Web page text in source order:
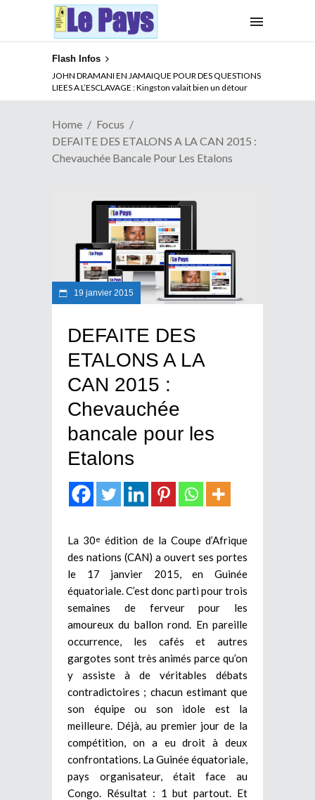
Flash Infos
JOHN DRAMANI EN JAMAIQUE POUR DES QUESTIONS
LIEES A L’ESCLAVAGE : Kingston valait bien un détour
ABSENCE PROLONGEE DE PAUL BIYA DU CAMEROUN :
Qui pilote le Cameroun ?
Home
Focus
DEFAITE DES ETALONS A LA CAN 2015 :
Chevauchée Bancale Pour Les Etalons
19 janvier 2015
DEFAITE DES
ETALONS A LA
CAN 2015 :
Chevauchée
bancale pour les
Etalons
La 30e édition de la Coupe d’Afrique
des nations (CAN) a ouvert ses portes
le 17 janvier 2015, en Guinée
équatoriale. C’est donc parti pour trois
semaines de ferveur pour les
amoureux du ballon rond. En pareille
occurrence, les cafés et autres
gargotes sont très animés parce qu’on
y assiste à de véritables débats
contradictoires ; chacun estimant que
son équipe ou son idole est la
meilleure. Déjà, au premier jour de la
compétition, on a eu droit à deux
confrontations. La Guinée équatoriale,
pays organisateur, était face au
Congo. Résultat : 1 but partout. Et